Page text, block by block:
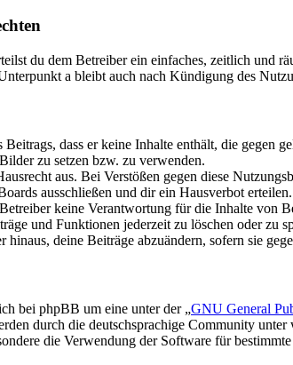
du dem Betreiber ein einfaches, zeitlich und
a bleibt auch nach Kündigung des
dass er keine Inhalte enthält, die gegen
zu setzen bzw. zu verwenden.
aus. Bei Verstößen gegen diese
ausschließen und dir ein Hausverbot erteilen.
keine Verantwortung für die Inhalte von
und Funktionen jederzeit zu löschen oder zu
hinaus, deine Beiträge abzuändern, sofern sie
bei phpBB um eine unter der „GNU General
durch die deutschsprachige Community
die Verwendung der Software für